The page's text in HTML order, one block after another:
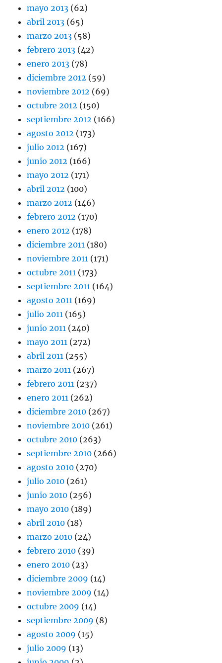
mayo 2013 (62)
abril 2013 (65)
marzo 2013 (58)
febrero 2013 (42)
enero 2013 (78)
diciembre 2012 (59)
noviembre 2012 (69)
octubre 2012 (150)
septiembre 2012 (166)
agosto 2012 (173)
julio 2012 (167)
junio 2012 (166)
mayo 2012 (171)
abril 2012 (100)
marzo 2012 (146)
febrero 2012 (170)
enero 2012 (178)
diciembre 2011 (180)
noviembre 2011 (171)
octubre 2011 (173)
septiembre 2011 (164)
agosto 2011 (169)
julio 2011 (165)
junio 2011 (240)
mayo 2011 (272)
abril 2011 (255)
marzo 2011 (267)
febrero 2011 (237)
enero 2011 (262)
diciembre 2010 (267)
noviembre 2010 (261)
octubre 2010 (263)
septiembre 2010 (266)
agosto 2010 (270)
julio 2010 (261)
junio 2010 (256)
mayo 2010 (189)
abril 2010 (18)
marzo 2010 (24)
febrero 2010 (39)
enero 2010 (23)
diciembre 2009 (14)
noviembre 2009 (14)
octubre 2009 (14)
septiembre 2009 (8)
agosto 2009 (15)
julio 2009 (13)